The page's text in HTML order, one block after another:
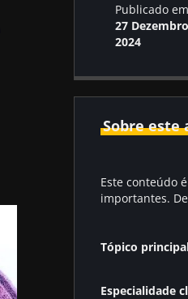
Publicado em
27 Dezembro
2024
Sobre este
Este conteúdo
importantes.
Tópico
Especialidade